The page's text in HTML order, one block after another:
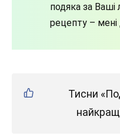
подяка за Ваші
рецепту –
Тисни